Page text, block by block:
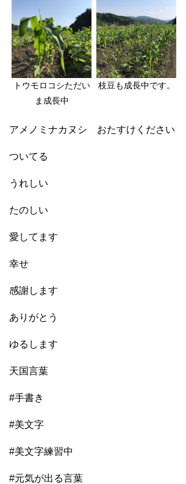
トウモロコシただい
ま成長中
枝豆も成長中です。
アメノミナカヌシ おたすけください
ついてる
うれしい
たのしい
愛してます
幸せ
感謝します
ありがとう
ゆるします
天国言葉
#手書き
#美文字
#美文字練習中
#元気が出る言葉